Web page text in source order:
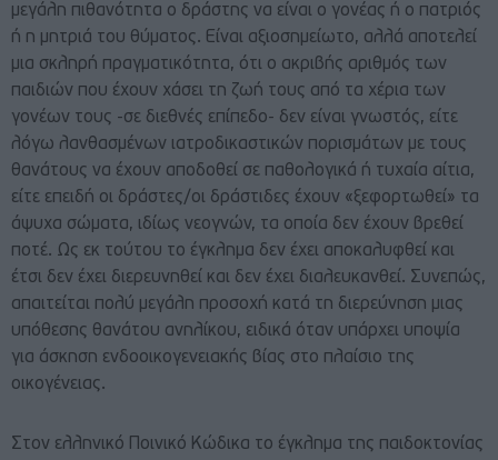
μεγάλη πιθανότητα ο δράστης να είναι ο γονέας ή ο πατριός
ή η μητριά του θύματος. Είναι αξιοσημείωτο, αλλά αποτελεί
μια σκληρή πραγματικότητα, ότι ο ακριβής αριθμός των
παιδιών που έχουν χάσει τη ζωή τους από τα χέρια των
γονέων τους -σε διεθνές επίπεδο- δεν είναι γνωστός, είτε
λόγω λανθασμένων ιατροδικαστικών πορισμάτων με τους
θανάτους να έχουν αποδοθεί σε παθολογικά ή τυχαία αίτια,
είτε επειδή οι δράστες/οι δράστιδες έχουν «ξεφορτωθεί» τα
άψυχα σώματα, ιδίως νεογνών, τα οποία δεν έχουν βρεθεί
ποτέ. Ως εκ τούτου το έγκλημα δεν έχει αποκαλυφθεί και
έτσι δεν έχει διερευνηθεί και δεν έχει διαλευκανθεί. Συνεπώς,
απαιτείται πολύ μεγάλη προσοχή κατά τη διερεύνηση μιας
υπόθεσης θανάτου ανηλίκου, ειδικά όταν υπάρχει υποψία
για άσκηση ενδοοικογενειακής βίας στο πλαίσιο της
οικογένειας.
Στον ελληνικό Ποινικό Κώδικα το έγκλημα της παιδοκτονίας